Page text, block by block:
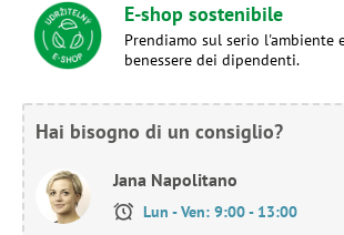
E-shop sostenibile
Prendiamo sul serio l'ambiente
benessere dei dipendenti.
Hai bisogno di un consiglio?
Jana Napolitano
Lun - Ven: 9:00 - 13:00